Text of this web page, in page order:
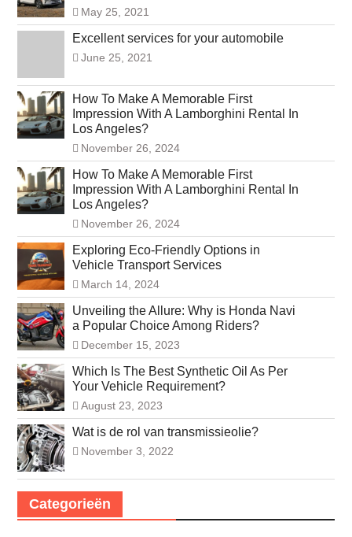
May 25, 2021
Excellent services for your automobile
June 25, 2021
How To Make A Memorable First
Impression With A Lamborghini Rental In
Los Angeles?
November 26, 2024
How To Make A Memorable First
Impression With A Lamborghini Rental In
Los Angeles?
November 26, 2024
Exploring Eco-Friendly Options in
Vehicle Transport Services
March 14, 2024
Unveiling the Allure: Why is Honda Navi
a Popular Choice Among Riders?
December 15, 2023
Which Is The Best Synthetic Oil As Per
Your Vehicle Requirement?
August 23, 2023
Wat is de rol van transmissieolie?
November 3, 2022
Categorieën